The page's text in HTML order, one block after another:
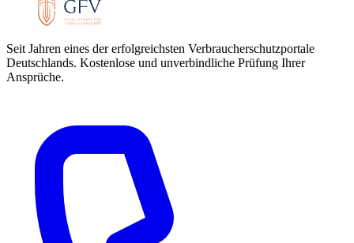
Seit Jahren eines der erfolgreichsten Verbraucherschutzportale
Deutschlands. Kostenlose und unverbindliche Prüfung Ihrer
Ansprüche.